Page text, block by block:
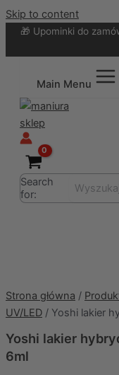
Skip to content
🎁 Upominki do
Main Menu
Search
for:
Strona główna /
UV/LED / Yoshi lakier
Yoshi lakier
6ml